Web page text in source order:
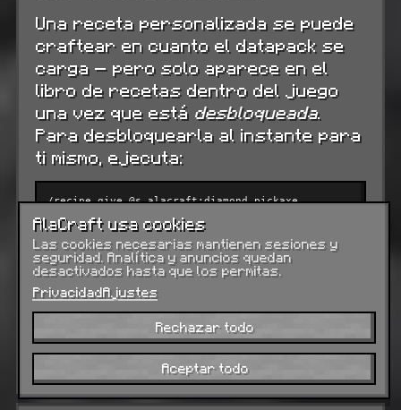
Una receta personalizada se puede
craftear en cuanto el datapack se
carga — pero solo aparece en el
libro de recetas dentro del juego
una vez que está desbloqueada.
Para desbloquearla al instante para
ti mismo, ejecuta:
/recipe give @s alacraft:diamond_pickaxe
Usa /recipe give @a ... para desbloquearla
para todos. Para desbloquearla
automáticamente cuando un jugador recoge
un ingrediente, incluye un advancement con
un disparador inventory_changed que
recompense la receta — la misma forma en
que vanilla revela recetas a medida que
recoges materiales.
AlaCraft usa cookies
Las cookies necesarias mantienen sesiones y
seguridad. Analítica y anuncios quedan
desactivados hasta que los permitas.
PrivacidadAjustes
Rechazar todo
Aceptar todo